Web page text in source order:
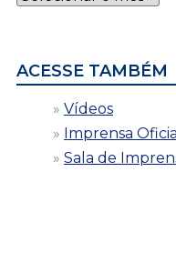
por
ACESSE TAMBÉM
Vídeos
Imprensa Oficial
Sala de